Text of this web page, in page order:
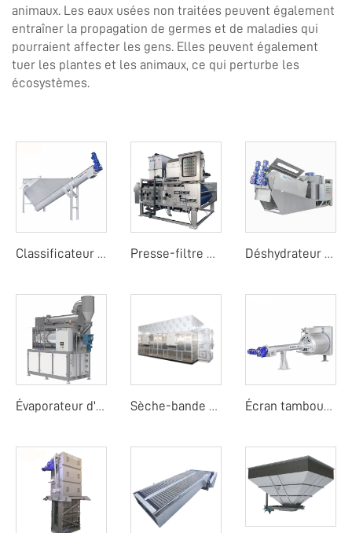
animaux. Les eaux usées non traitées peuvent également
entraîner la propagation de germes et de maladies qui
pourraient affecter les gens. Elles peuvent également
tuer les plantes et les animaux, ce qui perturbe les
écosystèmes.
Classificateur de sable Presse-filtre à tambour rotatif Déshydrateur à vis sans fin
Évaporateur d'eaux usées Sèche-bande à pompe à chaleur à basse température Écran tambour rotatif fin